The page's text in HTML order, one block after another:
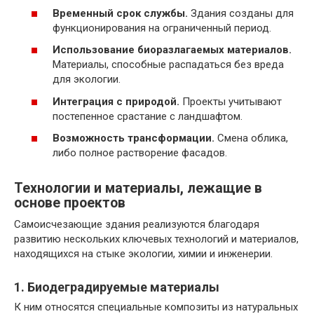
Временный срок службы. Здания созданы для
функционирования на ограниченный период.
Использование биоразлагаемых материалов.
Материалы, способные распадаться без вреда
для экологии.
Интеграция с природой. Проекты учитывают
постепенное срастание с ландшафтом.
Возможность трансформации. Смена облика,
либо полное растворение фасадов.
Технологии и материалы, лежащие в
основе проектов
Самоисчезающие здания реализуются благодаря
развитию нескольких ключевых технологий и материалов,
находящихся на стыке экологии, химии и инженерии.
1. Биодеградируемые материалы
К ним относятся специальные композиты из натуральных